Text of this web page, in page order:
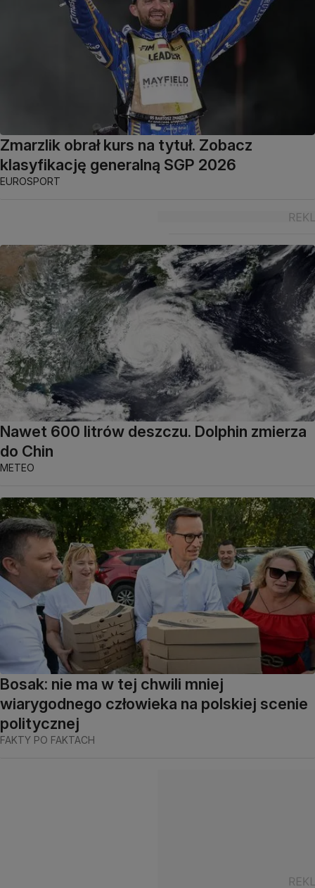
Zmarzlik obrał kurs na tytuł. Zobacz
klasyfikację generalną SGP 2026
EUROSPORT
Nawet 600 litrów deszczu. Dolphin zmierza
do Chin
METEO
Bosak: nie ma w tej chwili mniej
wiarygodnego człowieka na polskiej scenie
politycznej
FAKTY PO FAKTACH